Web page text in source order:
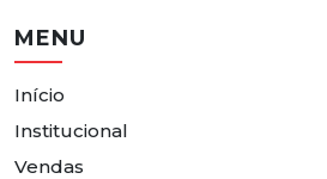
MENU
Início
Institucional
Vendas